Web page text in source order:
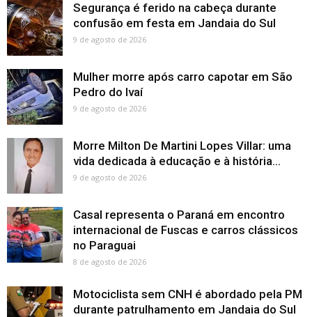
Segurança é ferido na cabeça durante
confusão em festa em Jandaia do Sul
9 de agosto de 2026
Mulher morre após carro capotar em São
Pedro do Ivaí
9 de agosto de 2026
Morre Milton De Martini Lopes Villar: uma
vida dedicada à educação e à história...
9 de agosto de 2026
Casal representa o Paraná em encontro
internacional de Fuscas e carros clássicos
no Paraguai
8 de agosto de 2026
Motociclista sem CNH é abordado pela PM
durante patrulhamento em Jandaia do Sul